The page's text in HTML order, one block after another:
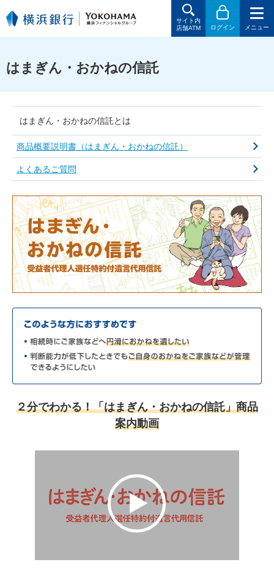
サイト内
店舗ATM
ログイン メニュー
はまぎん・おかねの信託
はまぎん・おかねの信託とは
商品概要説明書（はまぎん・おかねの信託）
よくあるご質問
２分でわかる！「はまぎん・おかねの信託」商品
案内動画